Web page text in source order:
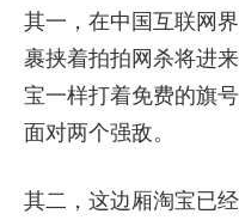
其一，在中国互联网
裹挟着拍拍网杀将进
宝一样打着免费的旗
面对两个强敌。
其二，这边厢淘宝已